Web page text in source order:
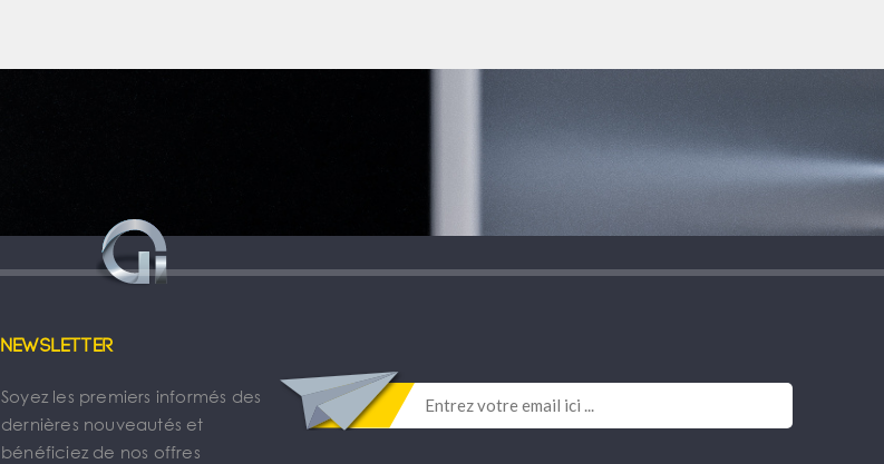
Newsletter
Soyez les premiers informés des
dernières nouveautés et
bénéficiez de nos offres